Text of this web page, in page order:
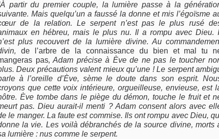
partir du premier couple, la lumière passe à la
Mais quelqu’un a faussé la donne et mis l’égoïsme
de la relation. Le serpent n’est pas le plus rusé
en hébreu, mais le plus nu. Il a rompu avec Dieu.
plus recouvert de la lumière divine. Au
de l’arbre de la connaissance du bien et mal tu
pas, Adam précise à Ève de ne pas le toucher
Deux précautions valent mieux qu’une ! Le serpent
à l’oreille d’Ève, sème le doute dans son esprit.
que cette voix intérieure, orgueilleuse, envieuse, est
Ève tombe dans le piège du démon, touche le fruit et
pas. Dieu aurait-il menti ? Adam consent alors avec
le manger. La faute est commise. Ils ont rompu avec Dieu,
la vie. Les voilà débranchés de la source divine, morts
lumière : nus comme le serpent.